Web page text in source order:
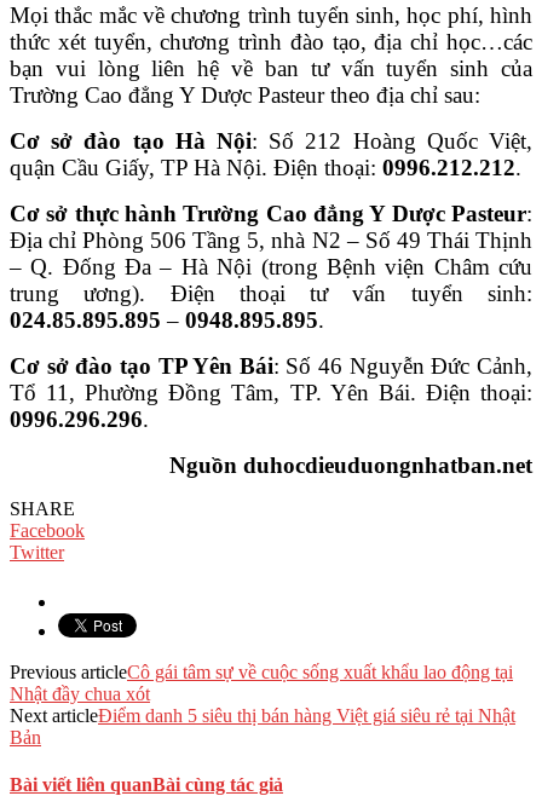
Mọi thắc mắc về chương trình tuyển sinh, học phí, hình
thức xét tuyển, chương trình đào tạo, địa chỉ học…các
bạn vui lòng liên hệ về ban tư vấn tuyển sinh của
Trường Cao đẳng Y Dược Pasteur theo địa chỉ sau:
Cơ sở đào tạo Hà Nội: Số 212 Hoàng Quốc Việt,
quận Cầu Giấy, TP Hà Nội. Điện thoại: 0996.212.212.
Cơ sở thực hành Trường Cao đẳng Y Dược Pasteur:
Địa chỉ Phòng 506 Tầng 5, nhà N2 – Số 49 Thái Thịnh
– Q. Đống Đa – Hà Nội (trong Bệnh viện Châm cứu
trung ương). Điện thoại tư vấn tuyển sinh:
024.85.895.895 – 0948.895.895.
Cơ sở đào tạo TP Yên Bái: Số 46 Nguyễn Đức Cảnh,
Tổ 11, Phường Đồng Tâm, TP. Yên Bái. Điện thoại:
0996.296.296.
Nguồn duhocdieuduongnhatban.net
SHARE
Facebook
Twitter
Previous articleCô gái tâm sự về cuộc sống xuất khẩu lao động tại
Nhật đầy chua xót
Next articleĐiểm danh 5 siêu thị bán hàng Việt giá siêu rẻ tại Nhật
Bản
Bài viết liên quanBài cùng tác giả